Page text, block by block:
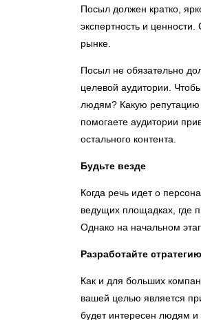
Посыл должен кратко,
экспертность и
рынке.
Посыл не обязательно
целевой аудитории.
людям? Какую репутацию
помогаете аудитории
остального контента.
Будьте везде
Когда речь идет о
ведущих площадках, где
Однако на начальном
Разработайте
Как и для больших
вашей целью является
будет интересен людям и